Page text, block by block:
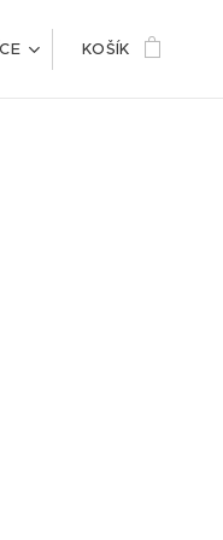
KOŠÍK